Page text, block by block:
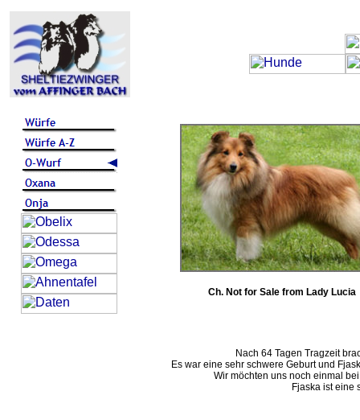
Ch. Not for Sale from Lady Lucia
Nach 64 Tagen Tragzeit
Es war eine sehr schwere Geburt und
Wir möchten uns noch einmal
Fjaska ist eine